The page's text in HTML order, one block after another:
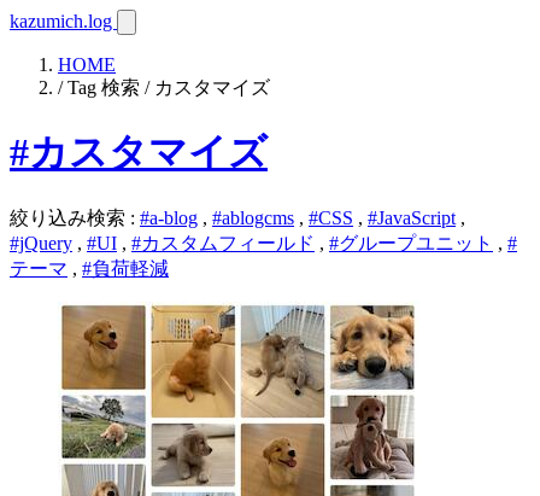
kazumich.log
HOME
/ Tag 検索 / カスタマイズ
#カスタマイズ
絞り込み検索 : #a-blog , #ablogcms , #CSS , #JavaScript ,
#jQuery , #UI , #カスタムフィールド , #グループユニット , #
テーマ , #負荷軽減